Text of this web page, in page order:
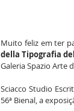
Muito feliz em ter
della Tipografia
Galeria Spazio Arte
Sciacco Studio
56ª Bienal, a